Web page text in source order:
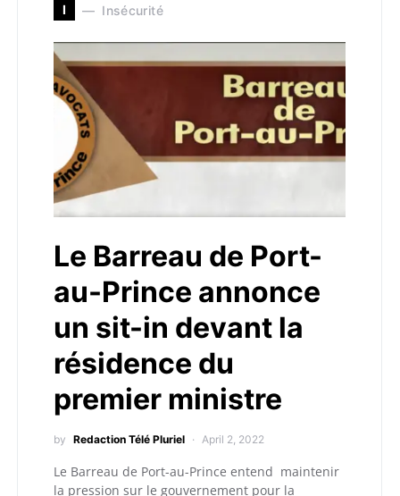
I Insécurité
Le Barreau de Port-
au-Prince annonce
un sit-in devant la
résidence du
premier ministre
by Redaction Télé Pluriel April 2, 2022
Le Barreau de Port-au-Prince entend maintenir
la pression sur le gouvernement pour la